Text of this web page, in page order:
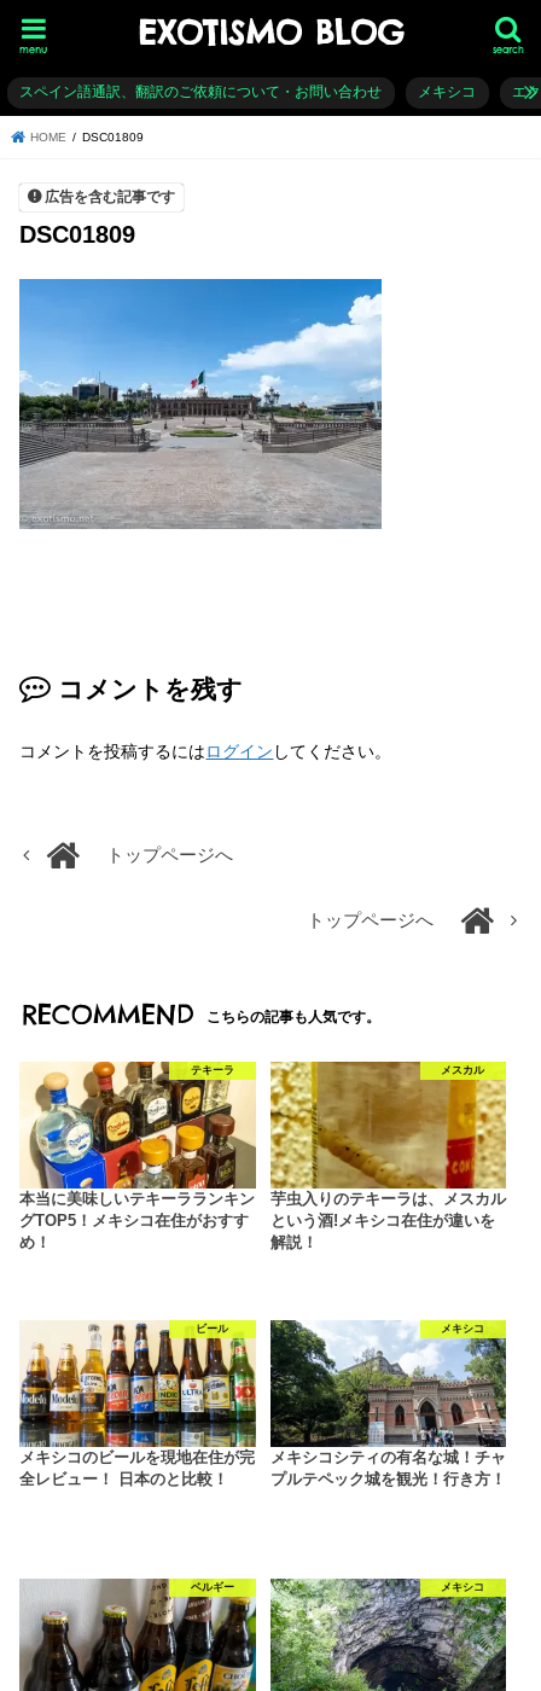
EXOTISMO BLOG search
menu
スペイン語通訳、翻訳のご依頼について・お問い合わせ メキシコ エ
HOME DSC01809
広告を含む記事です
DSC01809
コメントを残す
コメントを投稿するにはログイン してください。
トップページへ
トップページへ
RECOMMEND こちらの記事も人気です。
テキーラ
本当に美味しいテキーラランキン
グTOP5！メキシコ在住がおすす
め！
メスカル
芋虫入りのテキーラは、メスカル
という酒!メキシコ在住が違いを
解説！
ビール
メキシコのビールを現地在住が完
全レビュー！ 日本のと比較！
メキシコ
メキシコシティの有名な城！チャ
プルテペック城を観光！行き方！
ベルギー メキシコ